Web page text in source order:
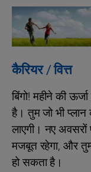
कैरियर / वित्त
बिंगो! महीने की
है। तुम जो भी
लाएगी। नए
मजबूत रहेगा, और
हो सकता है।